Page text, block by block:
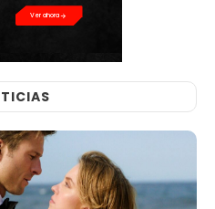
Ver ahora